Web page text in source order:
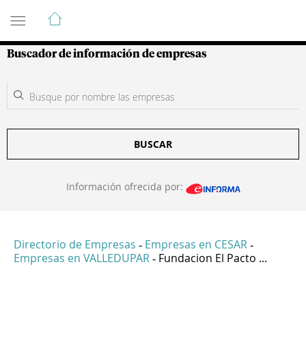
Guía de Empresas Colombianas
Buscador de información de empresas
BUSCAR
Información ofrecida por:
Directorio de Empresas - Empresas en CESAR -
Empresas en VALLEDUPAR - Fundacion El Pacto ...